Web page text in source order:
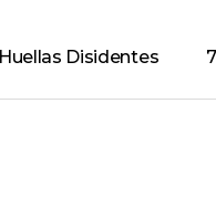
Huellas Disidentes